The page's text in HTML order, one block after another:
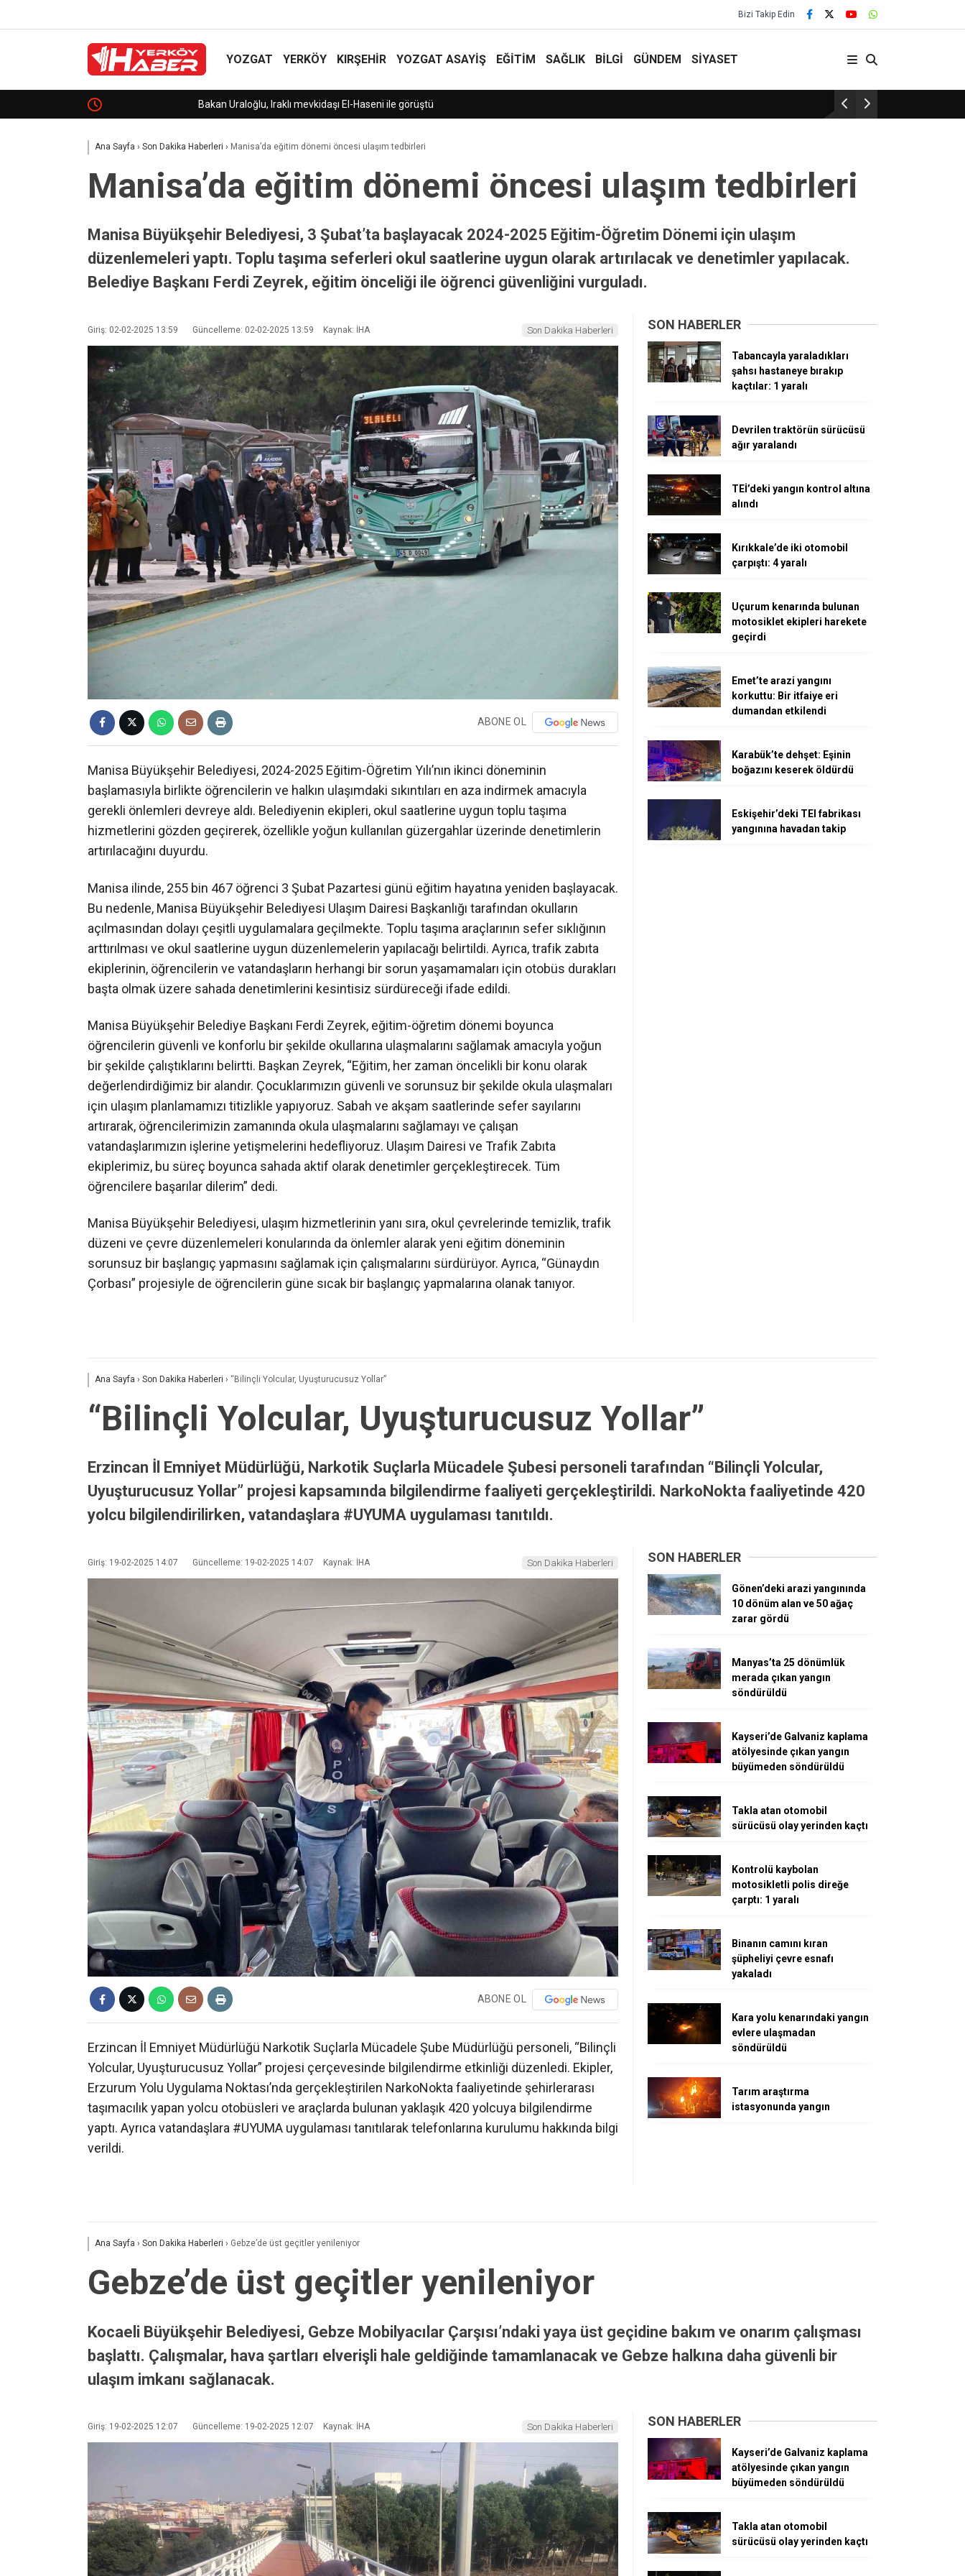
Bizi Takip Edin
YOZGAT YERKÖY KIRŞEHİR YOZGAT ASAYIŞ EĞİTİM SAĞLIK BİLGİ GÜNDEM SİYASET
Bakan Uraloğlu, Iraklı mevkidaşı El-Haseni ile görüştü Kırşehir’de rüşvet operasyonu: 2 tutuklama
Ana Sayfa › Son Dakika Haberleri › Manisa’da eğitim dönemi öncesi ulaşım tedbirleri
Manisa’da eğitim dönemi öncesi ulaşım tedbirleri
Manisa Büyükşehir Belediyesi, 3 Şubat’ta başlayacak 2024-2025 Eğitim-Öğretim Dönemi için ulaşım
düzenlemeleri yaptı. Toplu taşıma seferleri okul saatlerine uygun olarak artırılacak ve denetimler yapılacak.
Belediye Başkanı Ferdi Zeyrek, eğitim önceliği ile öğrenci güvenliğini vurguladı.
Giriş: 02-02-2025 13:59 Güncelleme: 02-02-2025 13:59 Kaynak: İHA Son Dakika Haberleri
ABONE OL
Manisa Büyükşehir Belediyesi, 2024-2025 Eğitim-Öğretim Yılı’nın ikinci döneminin
başlamasıyla birlikte öğrencilerin ve halkın ulaşımdaki sıkıntıları en aza indirmek amacıyla
gerekli önlemleri devreye aldı. Belediyenin ekipleri, okul saatlerine uygun toplu taşıma
hizmetlerini gözden geçirerek, özellikle yoğun kullanılan güzergahlar üzerinde denetimlerin
artırılacağını duyurdu.
Manisa ilinde, 255 bin 467 öğrenci 3 Şubat Pazartesi günü eğitim hayatına yeniden başlayacak.
Bu nedenle, Manisa Büyükşehir Belediyesi Ulaşım Dairesi Başkanlığı tarafından okulların
açılmasından dolayı çeşitli uygulamalara geçilmekte. Toplu taşıma araçlarının sefer sıklığının
arttırılması ve okul saatlerine uygun düzenlemelerin yapılacağı belirtildi. Ayrıca, trafik zabıta
ekiplerinin, öğrencilerin ve vatandaşların herhangi bir sorun yaşamamaları için otobüs durakları
başta olmak üzere sahada denetimlerini kesintisiz sürdüreceği ifade edildi.
Manisa Büyükşehir Belediye Başkanı Ferdi Zeyrek, eğitim-öğretim dönemi boyunca
öğrencilerin güvenli ve konforlu bir şekilde okullarına ulaşmalarını sağlamak amacıyla yoğun
bir şekilde çalıştıklarını belirtti. Başkan Zeyrek, “Eğitim, her zaman öncelikli bir konu olarak
değerlendirdiğimiz bir alandır. Çocuklarımızın güvenli ve sorunsuz bir şekilde okula ulaşmaları
için ulaşım planlamamızı titizlikle yapıyoruz. Sabah ve akşam saatlerinde sefer sayılarını
artırarak, öğrencilerimizin zamanında okula ulaşmalarını sağlamayı ve çalışan
vatandaşlarımızın işlerine yetişmelerini hedefliyoruz. Ulaşım Dairesi ve Trafik Zabıta
ekiplerimiz, bu süreç boyunca sahada aktif olarak denetimler gerçekleştirecek. Tüm
öğrencilere başarılar dilerim” dedi.
Manisa Büyükşehir Belediyesi, ulaşım hizmetlerinin yanı sıra, okul çevrelerinde temizlik, trafik
düzeni ve çevre düzenlemeleri konularında da önlemler alarak yeni eğitim döneminin
sorunsuz bir başlangıç yapmasını sağlamak için çalışmalarını sürdürüyor. Ayrıca, “Günaydın
Çorbası” projesiyle de öğrencilerin güne sıcak bir başlangıç yapmalarına olanak tanıyor.
SON HABERLER
Tabancayla yaraladıkları
şahsı hastaneye bırakıp
kaçtılar: 1 yaralı
Devrilen traktörün sürücüsü
ağır yaralandı
TEİ’deki yangın kontrol altına
alındı
Kırıkkale’de iki otomobil
çarpıştı: 4 yaralı
Uçurum kenarında bulunan
motosiklet ekipleri harekete
geçirdi
Emet’te arazi yangını
korkuttu: Bir itfaiye eri
dumandan etkilendi
Karabük’te dehşet: Eşinin
boğazını keserek öldürdü
Eskişehir’deki TEI fabrikası
yangınına havadan takip
Ana Sayfa › Son Dakika Haberleri › “Bilinçli Yolcular, Uyuşturucusuz Yollar”
“Bilinçli Yolcular, Uyuşturucusuz Yollar”
Erzincan İl Emniyet Müdürlüğü, Narkotik Suçlarla Mücadele Şubesi personeli tarafından “Bilinçli Yolcular,
Uyuşturucusuz Yollar” projesi kapsamında bilgilendirme faaliyeti gerçekleştirildi. NarkoNokta faaliyetinde 420
yolcu bilgilendirilirken, vatandaşlara #UYUMA uygulaması tanıtıldı.
Giriş: 19-02-2025 14:07 Güncelleme: 19-02-2025 14:07 Kaynak: İHA Son Dakika Haberleri
ABONE OL
Erzincan İl Emniyet Müdürlüğü Narkotik Suçlarla Mücadele Şube Müdürlüğü personeli, “Bilinçli
Yolcular, Uyuşturucusuz Yollar” projesi çerçevesinde bilgilendirme etkinliği düzenledi. Ekipler,
Erzurum Yolu Uygulama Noktası’nda gerçekleştirilen NarkoNokta faaliyetinde şehirlerarası
taşımacılık yapan yolcu otobüsleri ve araçlarda bulunan yaklaşık 420 yolcuya bilgilendirme
yaptı. Ayrıca vatandaşlara #UYUMA uygulaması tanıtılarak telefonlarına kurulumu hakkında bilgi
verildi.
SON HABERLER
Gönen’deki arazi yangınında
10 dönüm alan ve 50 ağaç
zarar gördü
Manyas’ta 25 dönümlük
merada çıkan yangın
söndürüldü
Kayseri’de Galvaniz kaplama
atölyesinde çıkan yangın
büyümeden söndürüldü
Takla atan otomobil
sürücüsü olay yerinden kaçtı
Kontrolü kaybolan
motosikletli polis direğe
çarptı: 1 yaralı
Binanın camını kıran
şüpheliyi çevre esnafı
yakaladı
Kara yolu kenarındaki yangın
evlere ulaşmadan
söndürüldü
Tarım araştırma
istasyonunda yangın
Ana Sayfa › Son Dakika Haberleri › Gebze’de üst geçitler yenileniyor
Gebze’de üst geçitler yenileniyor
Kocaeli Büyükşehir Belediyesi, Gebze Mobilyacılar Çarşısı’ndaki yaya üst geçidine bakım ve onarım çalışması
başlattı. Çalışmalar, hava şartları elverişli hale geldiğinde tamamlanacak ve Gebze halkına daha güvenli bir
ulaşım imkanı sağlanacak.
Giriş: 19-02-2025 12:07 Güncelleme: 19-02-2025 12:07 Kaynak: İHA Son Dakika Haberleri SON HABERLER
Kayseri’de Galvaniz kaplama
atölyesinde çıkan yangın
büyümeden söndürüldü
Takla atan otomobil
sürücüsü olay yerinden kaçtı